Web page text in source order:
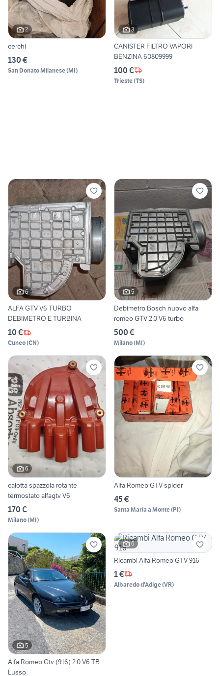
2
cerchi
130 €
San Donato Milanese(MI)
3
CANISTER FILTRO VAPORI
BENZINA 60809999
100 €
Trieste(TS)
6
ALFA GTV V6 TURBO
DEBIMETRO E TURBINA
10 €
Cuneo(CN)
5
Debimetro Bosch nuovo alfa
romeo GTV 2.0 V6 turbo
500 €
Milano(MI)
6
calotta spazzola rotante
termostato alfagtv V6
170 €
Milano(MI)
Alfa Romeo GTV spider
45 €
Santa Maria a Monte(PI)
5
Alfa Romeo Gtv (916) 2.0 V6 TB
Lusso
6
Ricambi Alfa Romeo GTV 916
1 €
Albaredo d'Adige(VR)